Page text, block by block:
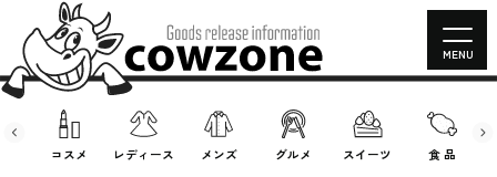
コスメ レディース メンズ グルメ スイーツ 食 品
MENU